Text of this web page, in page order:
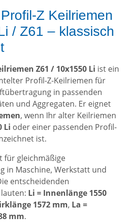
Z Keilriemen
/ Z61 – klassisch
Z61 / 10x1550 Li ist ein
Profil-Z-Keilriemen für
in passenden
und Aggregaten. Er eignet
, wenn Ihr alter Keilriemen
Li oder einer passenden Profil-
ist.
für gleichmäßige
in Maschine, Werkstatt und
entscheidenden
Li = Innenlänge 1550
1572 mm, La =
mm.